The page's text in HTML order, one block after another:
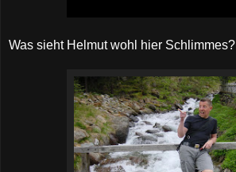
Was sieht Helmut wohl hier Schlimmes?